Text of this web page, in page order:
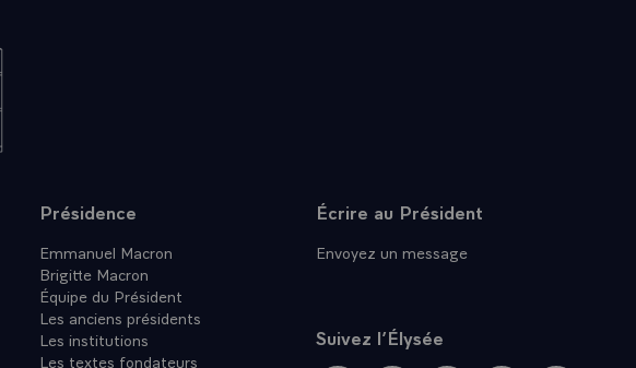
Présidence
Emmanuel Macron
Brigitte Macron
Équipe du Président
Les anciens présidents
Les institutions
Les textes fondateurs
Écrire au Président
Envoyez un message
Suivez l’Élysée